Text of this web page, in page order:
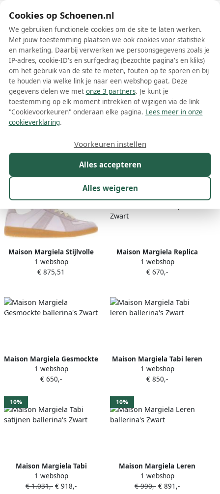
Schoenen.nl
Wis filters Alle filters
Zwarte Maison Margiela dames
ballerinas
Meer lezen
1 Kleur 1 Prijs
19 resultaten:
Maison Margiela Stijlvolle
Sneakers voor Mannen en
Vrouwen Purple Dames
1 webshop
€ 875,51
Maison Margiela Replica
ballerina's met bandjes
Zwart
1 webshop
€ 670,-
Maison Margiela Gesmockte
ballerina's Zwart
1 webshop
€ 650,-
Maison Margiela Tabi leren
ballerina's Zwart
1 webshop
€ 850,-
10%
Maison Margiela Tabi
satijnen ballerina's Zwart
1 webshop
€ 1.031,- € 918,-
10%
Maison Margiela Leren
ballerina's Zwart
1 webshop
€ 990,- € 891,-
Cookies op Schoenen.nl
We gebruiken functionele cookies om de site te laten werken.
Met jouw toestemming plaatsen we ook cookies voor statistiek
en marketing. Daarbij verwerken we persoonsgegevens zoals je
IP-adres, cookie-ID's en surfgedrag (bezochte pagina's en kliks)
om het gebruik van de site te meten, fouten op te sporen en bij
te houden via welke link je naar een webshop gaat. Deze
gegevens delen we met onze 3 partners. Je kunt je
toestemming op elk moment intrekken of wijzigen via de link
"Cookievoorkeuren" onderaan elke pagina. Lees meer in onze
cookieverklaring.
Alles accepteren
Alles weigeren
Voorkeuren instellen